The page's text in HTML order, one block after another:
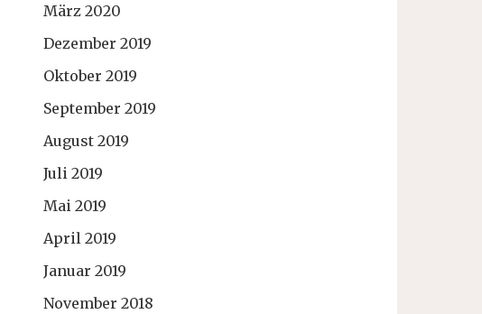
März 2020
Dezember 2019
Oktober 2019
September 2019
August 2019
Juli 2019
Mai 2019
April 2019
Januar 2019
November 2018